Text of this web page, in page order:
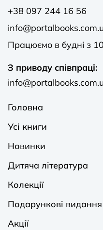
+38 097 244 16 56
Працюємо в будні з
З приводу співпраці:
Головна
Усі книги
Новинки
Дитяча література
Колекції
Подарункові видання
Акції